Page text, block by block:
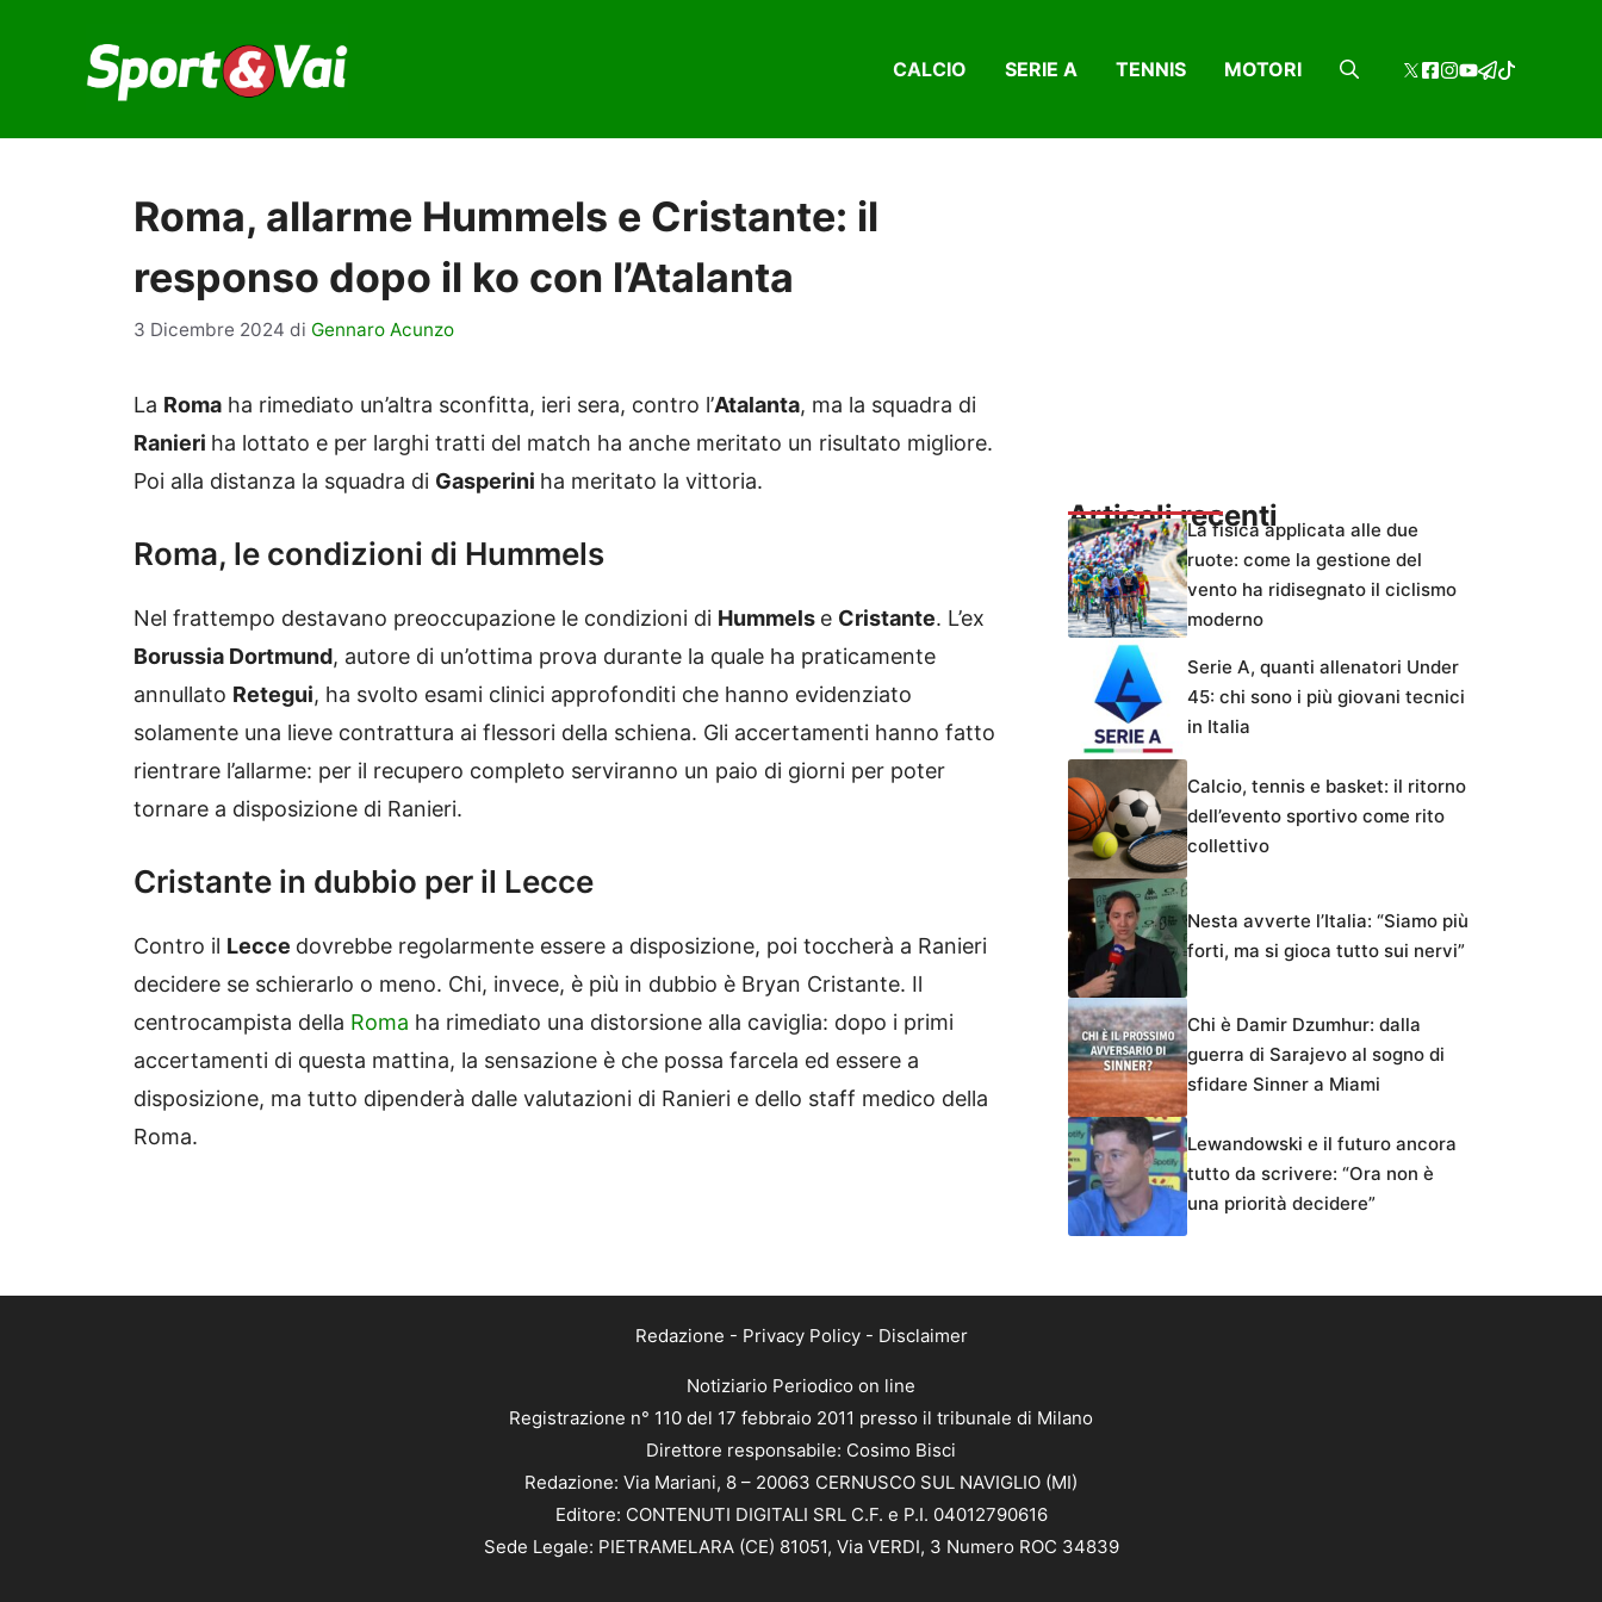
contenuto
CALCIO SERIE A TENNIS MOTORI
Roma, allarme Hummels e Cristante: il
responso dopo il ko con l’Atalanta
3 Dicembre 2024 di Gennaro Acunzo
La Roma ha rimediato un’altra sconfitta, ieri sera, contro l’Atalanta, ma la squadra di
Ranieri ha lottato e per larghi tratti del match ha anche meritato un risultato migliore.
Poi alla distanza la squadra di Gasperini ha meritato la vittoria.
Roma, le condizioni di Hummels
Nel frattempo destavano preoccupazione le condizioni di Hummels e Cristante. L’ex
Borussia Dortmund, autore di un’ottima prova durante la quale ha praticamente
annullato Retegui, ha svolto esami clinici approfonditi che hanno evidenziato
solamente una lieve contrattura ai flessori della schiena. Gli accertamenti hanno fatto
rientrare l’allarme: per il recupero completo serviranno un paio di giorni per poter
tornare a disposizione di Ranieri.
Cristante in dubbio per il Lecce
Contro il Lecce dovrebbe regolarmente essere a disposizione, poi toccherà a Ranieri
decidere se schierarlo o meno. Chi, invece, è più in dubbio è Bryan Cristante. Il
centrocampista della Roma ha rimediato una distorsione alla caviglia: dopo i primi
accertamenti di questa mattina, la sensazione è che possa farcela ed essere a
disposizione, ma tutto dipenderà dalle valutazioni di Ranieri e dello staff medico della
Roma.
Articoli recentiLa fisica applicata alle due
ruote: come la gestione del
vento ha ridisegnato il ciclismo
moderno
Serie A, quanti allenatori Under
45: chi sono i più giovani tecnici
in Italia
Calcio, tennis e basket: il ritorno
dell’evento sportivo come rito
collettivo
Nesta avverte l’Italia: “Siamo più
forti, ma si gioca tutto sui nervi”
Chi è Damir Dzumhur: dalla
guerra di Sarajevo al sogno di
sfidare Sinner a Miami
Lewandowski e il futuro ancora
tutto da scrivere: “Ora non è
una priorità decidere”
Redazione - Privacy Policy- Disclaimer
Notiziario Periodico on line
Registrazione n° 110 del 17 febbraio 2011 presso il tribunale di Milano
Direttore responsabile: Cosimo Bisci
Redazione: Via Mariani, 8 – 20063 CERNUSCO SUL NAVIGLIO (MI)
Editore: CONTENUTI DIGITALI SRL C.F. e P.I. 04012790616
Sede Legale: PIETRAMELARA (CE) 81051, Via VERDI, 3 Numero ROC 34839